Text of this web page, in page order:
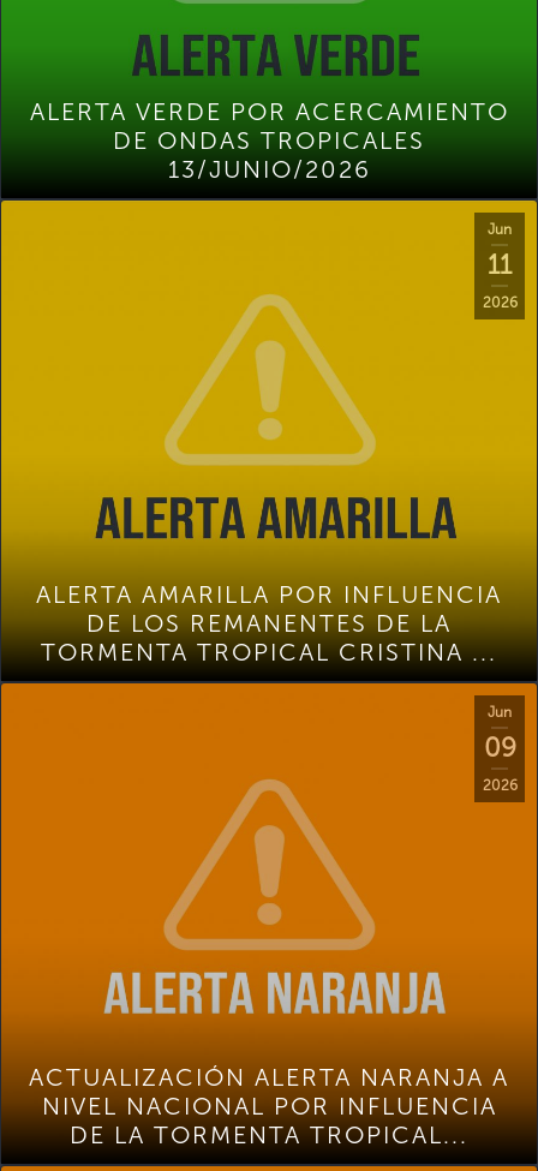
ALERTA VERDE POR ACERCAMIENTO
DE ONDAS TROPICALES
13/JUNIO/2026
Jun
11
2026
ALERTA AMARILLA POR INFLUENCIA
DE LOS REMANENTES DE LA
TORMENTA TROPICAL CRISTINA ...
Jun
09
2026
ACTUALIZACIÓN ALERTA NARANJA A
NIVEL NACIONAL POR INFLUENCIA
DE LA TORMENTA TROPICAL...